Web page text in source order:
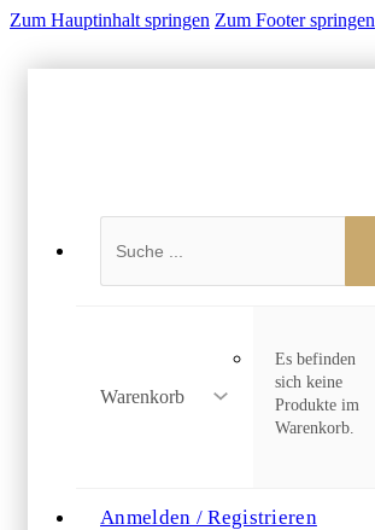
Zum Hauptinhalt springen Zum Footer springen
Suchen
Warenkorb
Es befinden
sich keine
Produkte im
Warenkorb.
Anmelden / Registrieren